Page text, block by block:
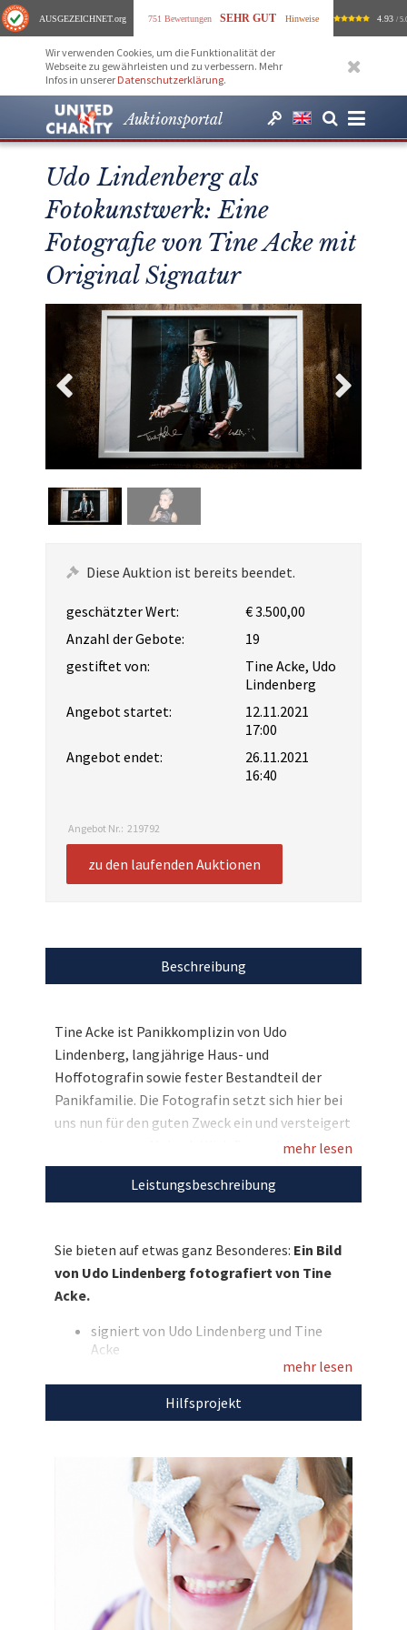
AUSGEZEICHNET.org 751 Bewertungen SEHR GUT Hinweise 4.93 /
Wir verwenden Cookies, um die Funktionalität der
Webseite zu gewährleisten und zu verbessern. Mehr
Infos in unserer Datenschutzerklärung.
Auktionsportal
Udo Lindenberg als
Fotokunstwerk: Eine
Fotografie von Tine Acke mit
Original Signatur
Diese Auktion ist bereits beendet.
geschätzter Wert:
€ 3.500,00
Anzahl der Gebote:
19
gestiftet von:
Tine Acke, Udo
Lindenberg
Angebot startet:
12.11.2021
17:00
Angebot endet:
26.11.2021
16:40
Angebot Nr.: 219792
zu den laufenden Auktionen
Beschreibung
Tine Acke ist Panikkomplizin von Udo
Lindenberg, langjährige Haus- und
Hoffotografin sowie fester Bestandteil der
Panikfamilie. Die Fotografin setzt sich hier bei
uns nun für den guten Zweck ein und versteigert
zugunsten von Make-A-Wish Deutschland eine
einzigartige Fotografie von Udo Lindenberg, die
die Signaturen von beiden Künstlern trägt.
Entdecken Sie bei uns auch weitere
einzigartige Auktionen
mehr lesen
Leistungsbeschreibung
Sie bieten auf etwas ganz Besonderes: Ein Bild
von Udo Lindenberg fotografiert von Tine
Acke.
signiert von Udo Lindenberg und Tine
Acke
Hinweis: Rahmen ist nicht enthalten
Den Erlös der Auktion „Udo Lindenberg als
mit Signatur“ leiten wir direkt, ohne Abzug von
Make-A-Wish Deutschlandweiter.
mehr lesen
Hilfsprojekt